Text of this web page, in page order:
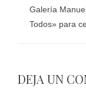
Galería
Todos» para
DEJA UN